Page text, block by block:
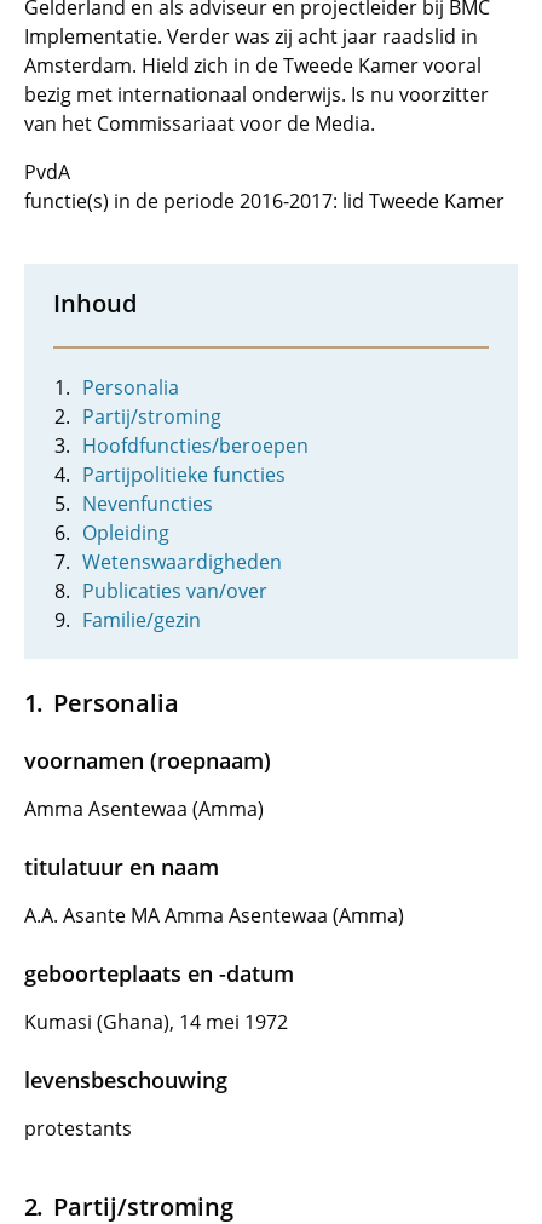
Gelderland en als adviseur en projectleider bij BMC
Implementatie. Verder was zij acht jaar raadslid in
Amsterdam. Hield zich in de Tweede Kamer vooral
bezig met internationaal onderwijs. Is nu voorzitter
van het Commissariaat voor de Media.
PvdA
functie(s) in de periode 2016-2017: lid Tweede Kamer
Inhoud
Personalia
Partij/stroming
Hoofdfuncties/beroepen
Partijpolitieke functies
Nevenfuncties
Opleiding
Wetenswaardigheden
Publicaties van/over
Familie/gezin
Personalia
voornamen (roepnaam)
Amma Asentewaa (Amma)
titulatuur en naam
A.A. Asante MA Amma Asentewaa (Amma)
geboorteplaats en -datum
Kumasi (Ghana), 14 mei 1972
levensbeschouwing
protestants
Partij/stroming